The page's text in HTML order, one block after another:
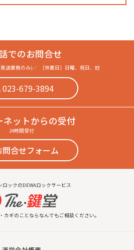
でのお問合せ
送業務のみ) ／ ［休業日］ 日曜、祝日、他
023-679-3894
ネットからの受付
24時間受付
問合せフォーム
ロックのDEWAロックサービス
カギのことならなんでもご相談ください。